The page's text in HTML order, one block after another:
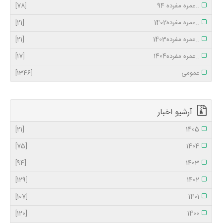
..عمره مفرده 94
[78]
..عمره مفرده1402
[21]
..عمره مفرده1403
[21]
..عمره مفرده1404
[17]
عمومی
[1346]
آرشیو اخبار
1405
[21]
1404
[75]
1403
[94]
1402
[129]
1401
[107]
1400
[120]